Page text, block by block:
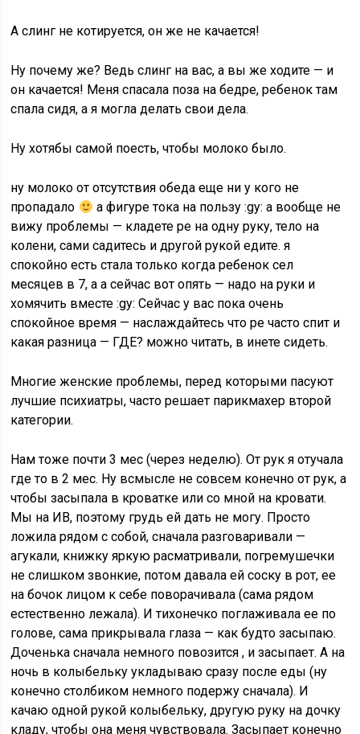
А слинг не котируется, он же не качается!
Ну почему же? Ведь слинг на вас, а вы же ходите — и
он качается! Меня спасала поза на бедре, ребенок там
спала сидя, а я могла делать свои дела.
Ну хотябы самой поесть, чтобы молоко было.
ну молоко от отсутствия обеда еще ни у кого не
пропадало
а фигуре тока на пользу :gy: а вообще не
вижу проблемы — кладете ре на одну руку, тело на
колени, сами садитесь и другой рукой едите. я
спокойно есть стала только когда ребенок сел
месяцев в 7, а а сейчас вот опять — надо на руки и
хомячить вместе :gy: Сейчас у вас пока очень
спокойное время — наслаждайтесь что ре часто спит и
какая разница — ГДЕ? можно читать, в инете сидеть.
Многие женские проблемы, перед которыми пасуют
лучшие психиатры, часто решает парикмахер второй
категории.
Нам тоже почти 3 мес (через неделю). От рук я отучала
где то в 2 мес. Ну всмысле не совсем конечно от рук, а
чтобы засыпала в кроватке или со мной на кровати.
Мы на ИВ, поэтому грудь ей дать не могу. Просто
ложила рядом с собой, сначала разговаривали —
агукали, книжку яркую расматривали, погремушечки
не слишком звонкие, потом давала ей соску в рот, ее
на бочок лицом к себе поворачивала (сама рядом
естественно лежала). И тихонечко поглаживала ее по
голове, сама прикрывала глаза — как будто засыпаю.
Доченька сначала немного повозится , и засыпает. А на
ночь в колыбельку укладываю сразу после еды (ну
конечно столбиком немного подержу сначала). И
качаю одной рукой колыбельку, другую руку на дочку
кладу, чтобы она меня чувствовала. Засыпает конечно